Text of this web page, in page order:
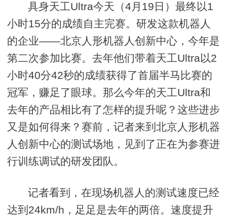
具身天工Ultra今天（4月19日）最终以1
小时15分的成绩自主完赛。研发这款机器人
的企业——北京人形机器人创新中心，今年是
第二次参加比赛。去年他们带着天工Ultra以2
小时40分42秒的成绩获得了首届半马比赛的
冠军，赚足了眼球。那么今年的天工Ultra和
去年的产品相比有了怎样的提升呢？这些进步
又是如何得来？赛前，记者来到北京人形机器
人创新中心的测试场地，见到了正在为参赛进
行训练调试的研发团队。
记者看到，在现场机器人的测试速度已经
达到24km/h，足足是去年的两倍。速度提升